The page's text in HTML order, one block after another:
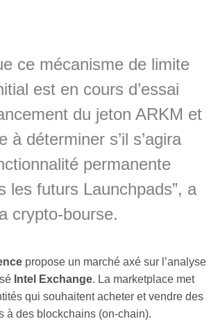
ce mécanisme de limite
est en cours d’essai
du jeton ARKM et
à déterminer s’il s’agira
permanente
les futurs Launchpads”, a
crypto-bourse.
propose un marché axé sur l’analyse
Intel Exchange. La marketplace met
qui souhaitent acheter et vendre des
à des blockchains (on-chain).